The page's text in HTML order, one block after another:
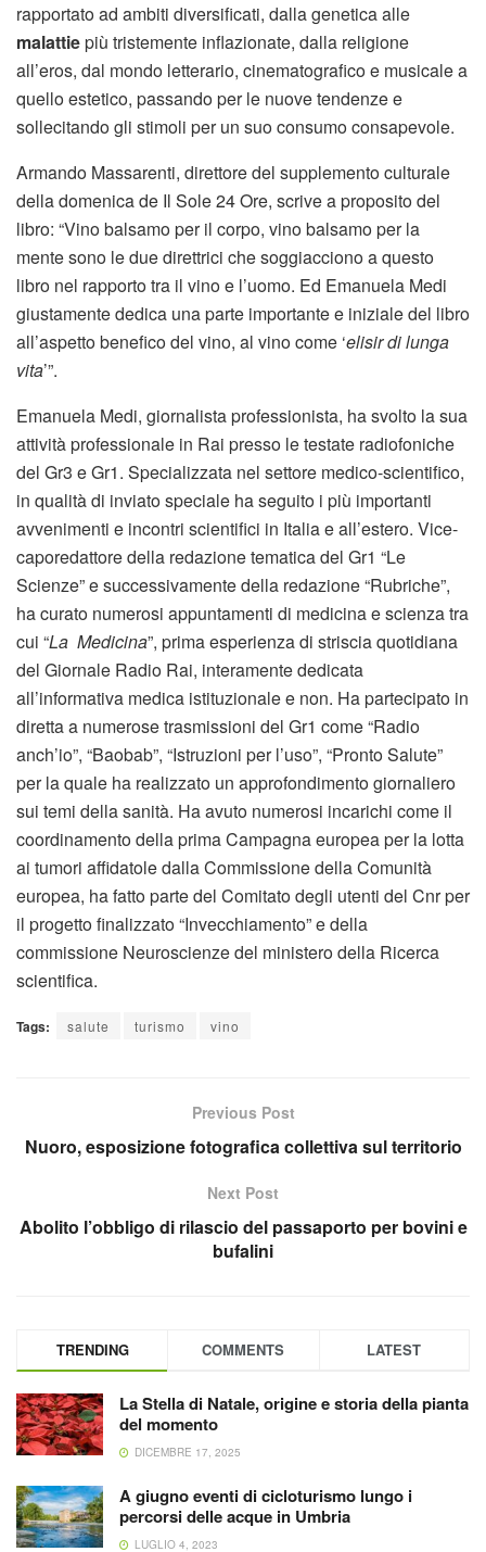
rapportato ad ambiti diversificati, dalla genetica alle
malattiepiù tristemente inflazionate, dalla religione
all’eros, dal mondo letterario, cinematografico e musicale a
quello estetico, passando per le nuove tendenze e
sollecitando gli stimoli per un suo consumo consapevole.
Armando Massarenti, direttore del supplemento culturale
della domenica de Il Sole 24 Ore, scrive a proposito del
libro: “Vino balsamo per il corpo, vino balsamo per la
mente sono le due direttrici che soggiacciono a questo
libro nel rapporto tra il vino e l’uomo. Ed Emanuela Medi
giustamente dedica una parte importante e iniziale del libro
all’aspetto benefico del vino, al vino come ‘elisir di lunga
vita’”.
Emanuela Medi, giornalista professionista, ha svolto la sua
attività professionale in Rai presso le testate radiofoniche
del Gr3 e Gr1. Specializzata nel settore medico-scientifico,
in qualità di inviato speciale ha seguito i più importanti
avvenimenti e incontri scientifici in Italia e all’estero. Vice-
caporedattore della redazione tematica del Gr1 “Le
Scienze” e successivamente della redazione “Rubriche”,
ha curato numerosi appuntamenti di medicina e scienza tra
cui “La Medicina”, prima esperienza di striscia quotidiana
del Giornale Radio Rai, interamente dedicata
all’informativa medica istituzionale e non. Ha partecipato in
diretta a numerose trasmissioni del Gr1 come “Radio
anch’io”, “Baobab”, “Istruzioni per l’uso”, “Pronto Salute”
per la quale ha realizzato un approfondimento giornaliero
sui temi della sanità. Ha avuto numerosi incarichi come il
coordinamento della prima Campagna europea per la lotta
ai tumori affidatole dalla Commissione della Comunità
europea, ha fatto parte del Comitato degli utenti del Cnr per
il progetto finalizzato “Invecchiamento” e della
commissione Neuroscienze del ministero della Ricerca
scientifica.
Tags: salute turismo vino
Previous Post
Nuoro, esposizione fotografica collettiva sul territorio
Next Post
Abolito l’obbligo di rilascio del passaporto per bovini e
bufalini
TRENDING COMMENTS LATEST
La Stella di Natale, origine e storia della pianta
del momento
DICEMBRE 17, 2025
A giugno eventi di cicloturismo lungo i
percorsi delle acque in Umbria
LUGLIO 4, 2023